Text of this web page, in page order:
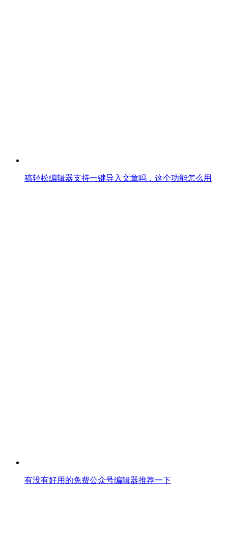
稿轻松编辑器支持一键导入文章吗，这个功能怎么用
有没有好用的免费公众号编辑器推荐一下